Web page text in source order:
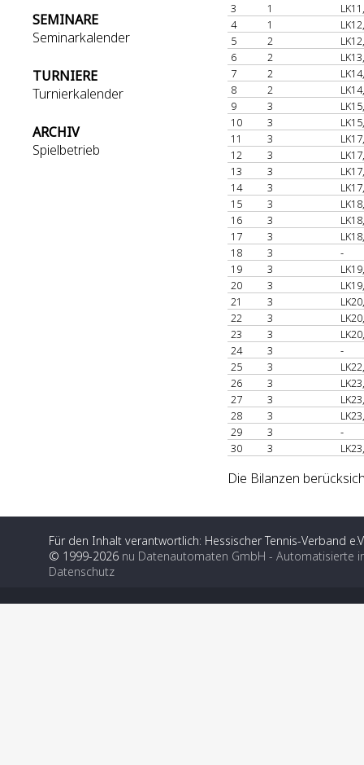
SEMINARE
Seminarkalender
TURNIERE
Turnierkalender
ARCHIV
Spielbetrieb
3
1
4
1
5
2
6
2
7
2
8
2
9
3
10
3
11
3
12
3
13
3
14
3
15
3
16
3
17
3
18
3
-
19
3
20
3
21
3
22
3
23
3
24
3
-
25
3
26
3
27
3
28
3
29
3
-
30
3
Die Bilanzen
Für den Inhalt verantwortlich: Hessischer Tennis-Verband
© 1999-2026 nu Datenautomaten GmbH - Automatisierte
Datenschutz